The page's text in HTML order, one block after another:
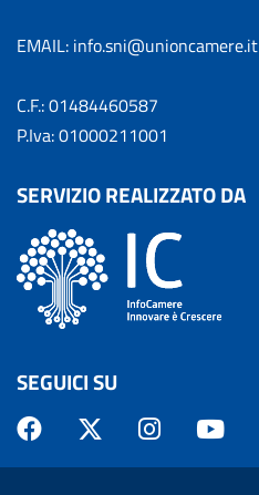
EMAIL: info.sni@unioncamere.it
C.F.: 01484460587
P.Iva: 01000211001
SERVIZIO REALIZZATO DA
SEGUICI SU